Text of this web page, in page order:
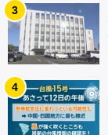
3
4